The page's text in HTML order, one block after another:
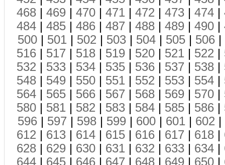
468 | 469 | 470 | 471 | 472 | 473 | 474 |
484 | 485 | 486 | 487 | 488 | 489 | 490 |
500 | 501 | 502 | 503 | 504 | 505 | 506 |
516 | 517 | 518 | 519 | 520 | 521 | 522 |
532 | 533 | 534 | 535 | 536 | 537 | 538 |
548 | 549 | 550 | 551 | 552 | 553 | 554 |
564 | 565 | 566 | 567 | 568 | 569 | 570 |
580 | 581 | 582 | 583 | 584 | 585 | 586 |
596 | 597 | 598 | 599 | 600 | 601 | 602 |
612 | 613 | 614 | 615 | 616 | 617 | 618 |
628 | 629 | 630 | 631 | 632 | 633 | 634 |
644 | 645 | 646 | 647 | 648 | 649 | 650 |